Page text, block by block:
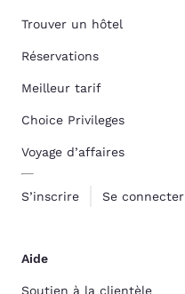
Trouver un hôtel
Réservations
Meilleur tarif
Choice Privileges
Voyage d’affaires
S’inscrire Se connecter
Aide
Soutien à la clientèle